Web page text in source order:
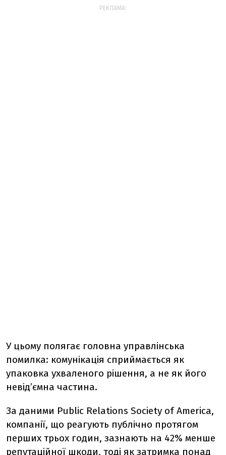
РЕКЛАМА:
У цьому полягає головна управлінська
помилка: комунікація сприймається як
упаковка ухваленого рішення, а не як його
невідʼємна частина.
За даними Public Relations Society of America,
компанії, що реагують публічно протягом
перших трьох годин, зазнають на 42% менше
репутаційної шкоди, тоді як затримка понад